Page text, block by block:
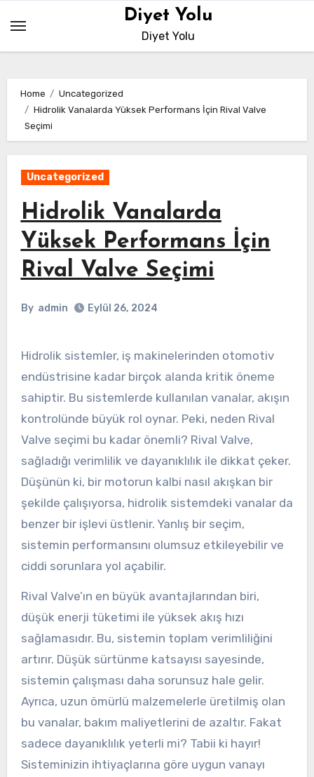
content
Diyet Yolu
Diyet Yolu
Home
Uncategorized
Hidrolik Vanalarda Yüksek Performans İçin Rival Valve
Seçimi
Uncategorized
Hidrolik Vanalarda
Yüksek Performans İçin
Rival Valve Seçimi
By admin Eylül 26, 2024
Hidrolik sistemler, iş makinelerinden otomotiv
endüstrisine kadar birçok alanda kritik öneme
sahiptir. Bu sistemlerde kullanılan vanalar, akışın
kontrolünde büyük rol oynar. Peki, neden Rival
Valve seçimi bu kadar önemli? Rival Valve,
sağladığı verimlilik ve dayanıklılık ile dikkat çeker.
Düşünün ki, bir motorun kalbi nasıl akışkan bir
şekilde çalışıyorsa, hidrolik sistemdeki vanalar da
benzer bir işlevi üstlenir. Yanlış bir seçim,
sistemin performansını olumsuz etkileyebilir ve
ciddi sorunlara yol açabilir.
Rival Valve’ın en büyük avantajlarından biri,
düşük enerji tüketimi ile yüksek akış hızı
sağlamasıdır. Bu, sistemin toplam verimliliğini
artırır. Düşük sürtünme katsayısı sayesinde,
sistemin çalışması daha sorunsuz hale gelir.
Ayrıca, uzun ömürlü malzemelerle üretilmiş olan
bu vanalar, bakım maliyetlerini de azaltır. Fakat
sadece dayanıklılık yeterli mi? Tabii ki hayır!
Sisteminizin ihtiyaçlarına göre uygun vanayı